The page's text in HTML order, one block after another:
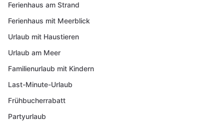
Ferienhaus am Strand
Ferienhaus mit Meerblick
Urlaub mit Haustieren
Urlaub am Meer
Familienurlaub mit Kindern
Last-Minute-Urlaub
Frühbucherrabatt
Partyurlaub